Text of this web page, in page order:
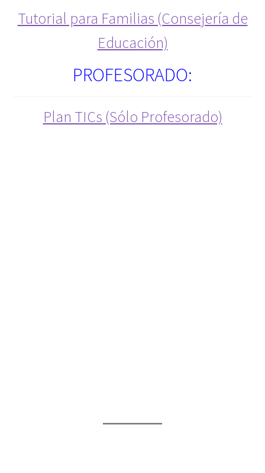
covid-19
Departamento Innovación y Calidad
Documentos
Equipo
FormaemPléate 2025
Tutorial para Familias (Consejería de
Educación)
PROFESORADO:
Plan TICs (Sólo Profesorado)